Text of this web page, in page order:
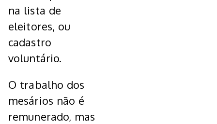
na lista de
eleitores, ou
cadastro
voluntário.
O trabalho dos
mesários não é
remunerado, mas